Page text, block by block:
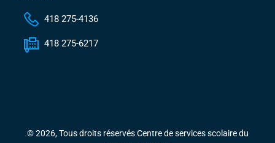
418 275-4136
418 275-6217
© 2026, Tous droits réservés Centre de services scolaire du